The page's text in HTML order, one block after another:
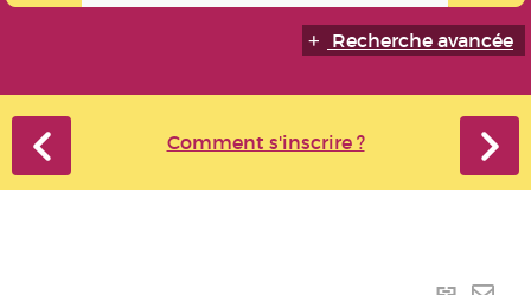
Recherche avancée
Comment s'inscrire ?
Lien